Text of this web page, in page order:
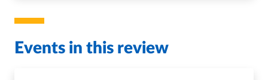
Events in this review